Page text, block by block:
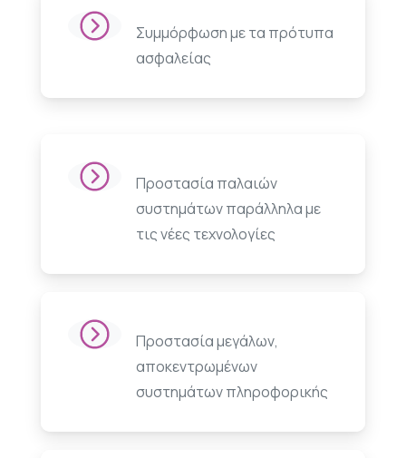
Συμμόρφωση με τα πρότυπα
ασφαλείας
Προστασία παλαιών
συστημάτων παράλληλα με
τις νέες τεχνολογίες
Προστασία μεγάλων,
αποκεντρωμένων
συστημάτων πληροφορικής